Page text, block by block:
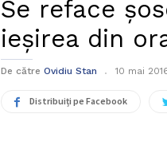
Se reface
ieșirea din
De către Ovidiu Stan 10 mai
Distribuiți pe Facebook